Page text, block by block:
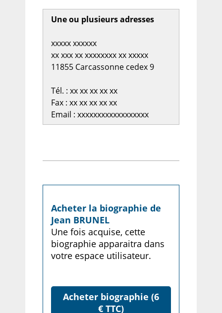
Une ou plusieurs adresses
xxxxx xxxxxx
xx xxx xx xxxxxxxx xx xxxxx
11855 Carcassonne cedex 9
Tél. : xx xx xx xx xx
Fax : xx xx xx xx xx
Email : xxxxxxxxxxxxxxxxxx
Acheter la biographie de
Jean BRUNEL
Une fois acquise, cette
biographie apparaitra dans
votre espace utilisateur.
Acheter biographie (6
€ TTC)